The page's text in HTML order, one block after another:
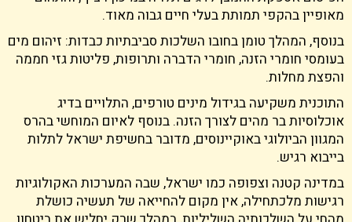
מאופיין בהקפי תמותת בעלי חיים גבוה מאוד.
והפצת מחלות.
בייבוא רגיש.